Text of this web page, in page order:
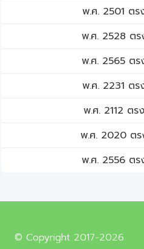
พ.ศ. 2501 ต
พ.ศ. 2528 ต
พ.ศ. 2565 ต
พ.ศ. 2231 ต
พ.ศ. 2112 ต
พ.ศ. 2020 ต
พ.ศ. 2556 ต
© Copyright 2017-2026